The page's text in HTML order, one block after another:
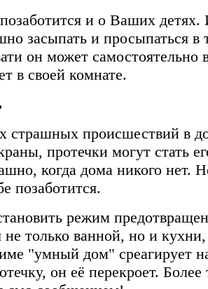
и о Ваших
засыпать и просыпаться в
он может самостоятельно
в своей комнате.
страшных происшествий в
протечки могут стать
когда дома никого нет.
позаботится.
режим
не только ванной, но и
"умный дом" среагирует
он её перекроет. Более